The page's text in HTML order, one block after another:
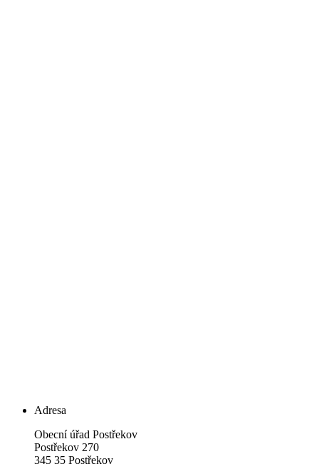
Adresa
Obecní úřad Postřekov
Postřekov 270
345 35 Postřekov